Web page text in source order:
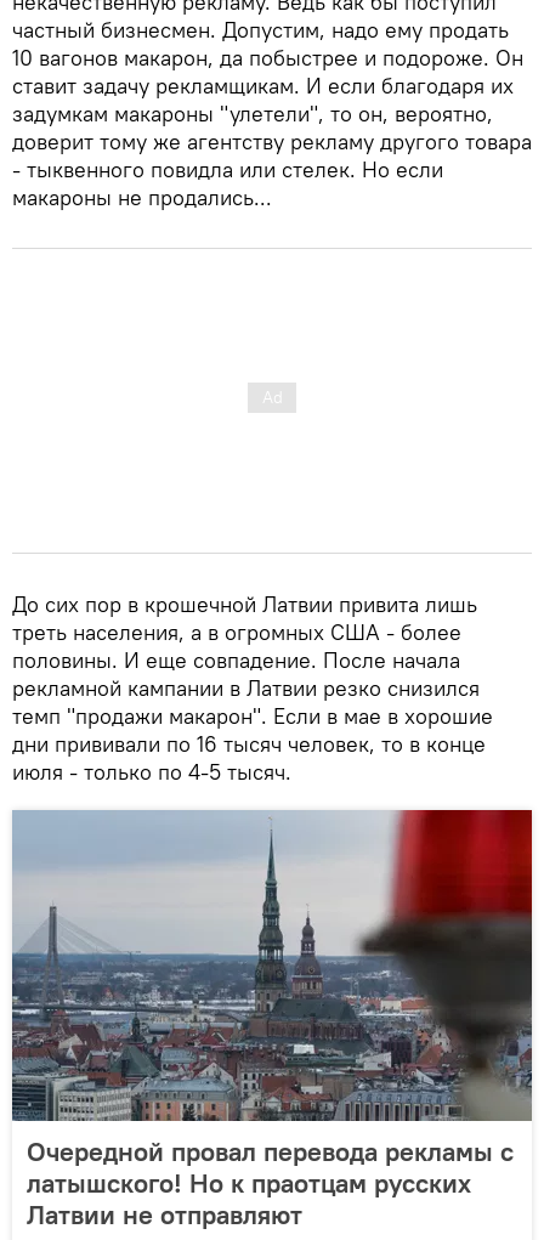
частный бизнесмен. Допустим, надо ему продать
10 вагонов макарон, да побыстрее и подороже. Он
ставит задачу рекламщикам. И если благодаря их
задумкам макароны "улетели", то он, вероятно,
доверит тому же агентству рекламу другого товара
- тыквенного повидла или стелек. Но если
макароны не продались...
До сих пор в крошечной Латвии привита лишь
треть населения, а в огромных США - более
половины. И еще совпадение. После начала
рекламной кампании в Латвии резко снизился
темп "продажи макарон". Если в мае в хорошие
дни прививали по 16 тысяч человек, то в конце
июля - только по 4-5 тысяч.
Очередной провал перевода рекламы с
латышского! Но к праотцам русских
Латвии не отправляют